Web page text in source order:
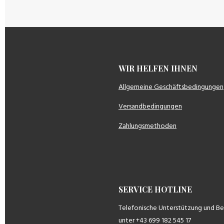
WIR HELFEN
Allgemeine Geschäftsbedingungen
Versandbedingungen
Zahlungsmethoden
SERVICE HOTLINE
Telefonische Unterstützung und
unter +43 699 182 545 17